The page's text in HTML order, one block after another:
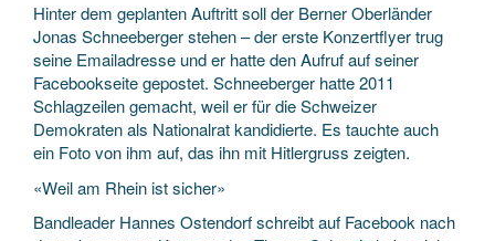
Hinter dem geplanten Auftritt soll der Berner Oberländer
Jonas Schneeberger stehen – der erste Konzertflyer trug
seine Emailadresse und er hatte den Aufruf auf seiner
Facebookseite gepostet. Schneeberger hatte 2011
Schlagzeilen gemacht, weil er für die Schweizer
Demokraten als Nationalrat kandidierte. Es tauchte auch
ein Foto von ihm auf, das ihn mit Hitlergruss zeigten.
«Weil am Rhein ist sicher»
Bandleader Hannes Ostendorf schreibt auf Facebook nach